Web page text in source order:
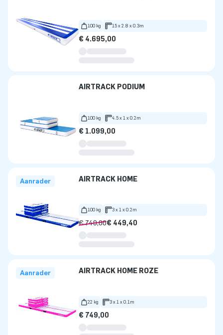
100 kg 15 x 2.8 x 0.3m
€ 4.695,00
AIRTRACK PODIUM
100 kg 4.5 x 1 x 0.2m
€ 1.099,00
Aanrader AIRTRACK HOME
100 kg 3 x 1 x 0.2m
€ 749,00€ 449,40
Aanrader AIRTRACK HOME ROZE
22 kg 3 x 1 x 0.1m
€ 749,00